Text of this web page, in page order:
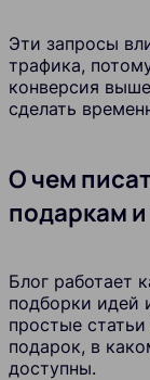
Эти запросы
трафика,
конверсия
сделать
О чем
подаркам
Блог работает
подборки идей
простые
подарок, в
доступны.